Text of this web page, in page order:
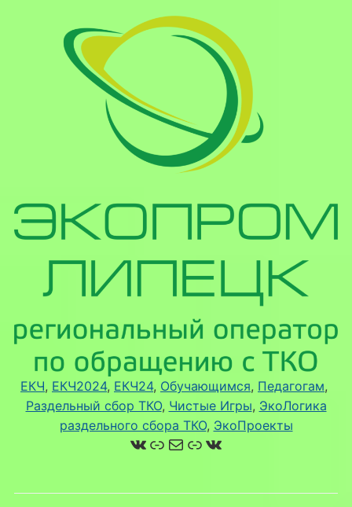
ЕКЧ, ЕКЧ2024, ЕКЧ24, Обучающимся, Педагогам
Раздельный сбор ТКО, Чистые Игры, ЭкоЛогика
раздельного сбора ТКО, ЭкоПроекты
ВКонтакте
Ссылка
Почта
Ссылка
ВКонтакте